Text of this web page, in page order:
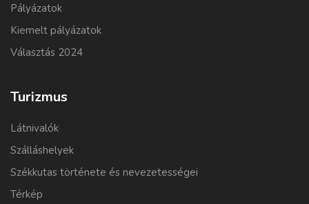
Pályázatok
Kiemelt pályázatok
Választás 2024
Turizmus
Látnivalók
Szálláshelyek
Székkutas története és nevezetességei
Térkép